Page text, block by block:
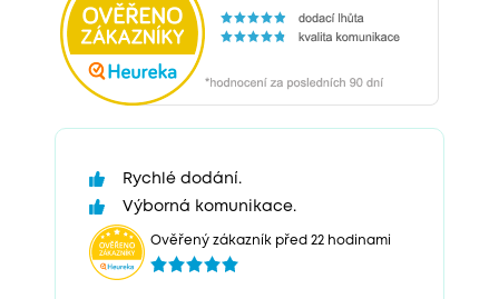
Rychlé dodání.
Výborná komunikace.
Ověřený zákazník před 22 hodinami